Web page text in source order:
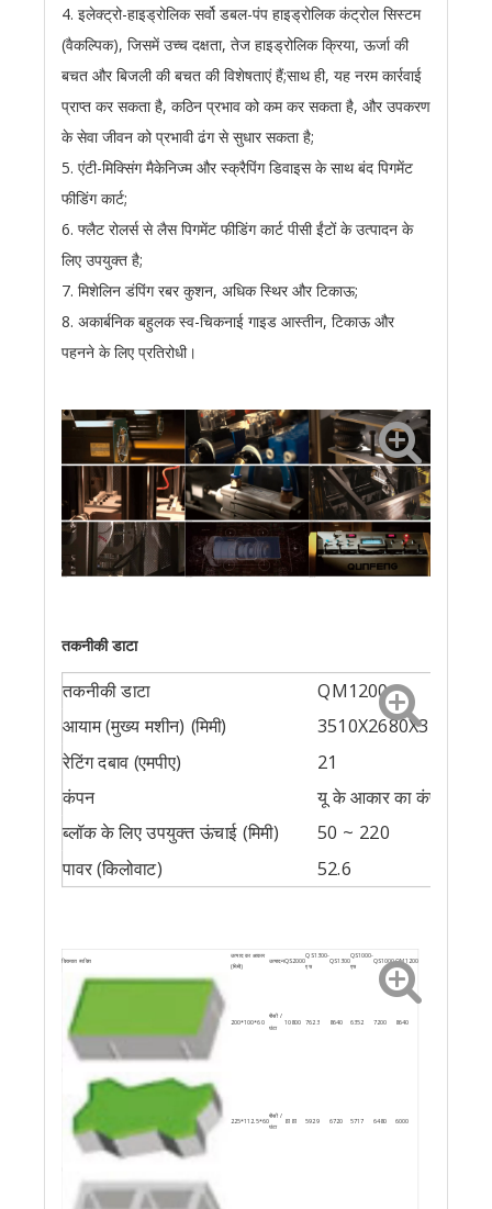
4. इलेक्ट्रो-हाइड्रोलिक सर्वो डबल-पंप हाइड्रोलिक कंट्रोल सिस्टम
(वैकल्पिक), जिसमें उच्च दक्षता, तेज हाइड्रोलिक क्रिया, ऊर्जा की
बचत और बिजली की बचत की विशेषताएं हैं;साथ ही, यह नरम कार्रवाई
प्राप्त कर सकता है, कठिन प्रभाव को कम कर सकता है, और उपकरण
के सेवा जीवन को प्रभावी ढंग से सुधार सकता है;
5. एंटी-मिक्सिंग मैकेनिज्म और स्क्रैपिंग डिवाइस के साथ बंद पिगमेंट
फीडिंग कार्ट;
6. फ्लैट रोलर्स से लैस पिगमेंट फीडिंग कार्ट पीसी ईंटों के उत्पादन के
लिए उपयुक्त है;
7. मिशेलिन डंपिंग रबर कुशन, अधिक स्थिर और टिकाऊ;
8. अकार्बनिक बहुलक स्व-चिकनाई गाइड आस्तीन, टिकाऊ और
पहनने के लिए प्रतिरोधी।
तकनीकी डाटा
तकनीकी डाटा QM1200
आयाम (मुख्य मशीन) (मिमी)
3510X2680X3245
रेटिंग दबाव (एमपीए)
21
कंपन
यू के आकार का कंपन
ब्लॉक के लिए उपयुक्त ऊंचाई (मिमी)
50 ~ 220
पावर (किलोवाट)
52.6
विख्यात व्यक्ति
उत्पाद का आकार
(मिमी)
उत्पादनQS2000
QS1300-
एच
QS1300
QS1000-
एच
QS1000QM1200
200*100*60
पीसी /
घंटा
10800 7623 8640 6352 7200 8640
225*112.5*60
पीसी /
घंटा
8181 5929 6720 5717 6480 6000